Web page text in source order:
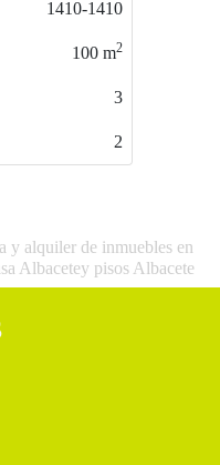
1410-1410
m 2
y alquiler de inmuebles en
Albacetey pisos Albacete